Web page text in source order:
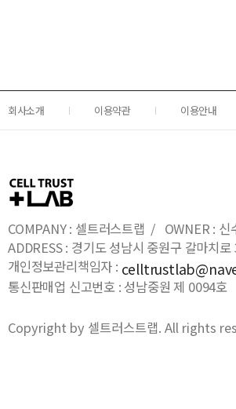
회사소개 이용약관 이용안내
COMPANY : 셀트러스트랩 / OWNER :
ADDRESS : 경기도 성남시 중원구 갈마치
개인정보관리책임자 :
통신판매업 신고번호 : 성남중원 제 0094호
Copyright by 셀트러스트랩. All rights